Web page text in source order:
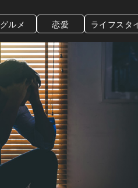
グルメ 恋愛 ライフスタ